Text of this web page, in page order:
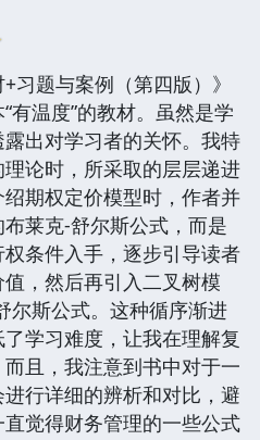
习题与案例（第四版）》
有温度”的教材。虽然是学
出对学习者的关怀。我特
论时，所采取的层层递进
期权定价模型时，作者并
莱克-舒尔斯公式，而是
条件入手，逐步引导读者
，然后再引入二叉树模
尔斯公式。这种循序渐进
学习难度，让我在理解复
且，我注意到书中对于一
行详细的辨析和对比，避
觉得财务管理的一些公式